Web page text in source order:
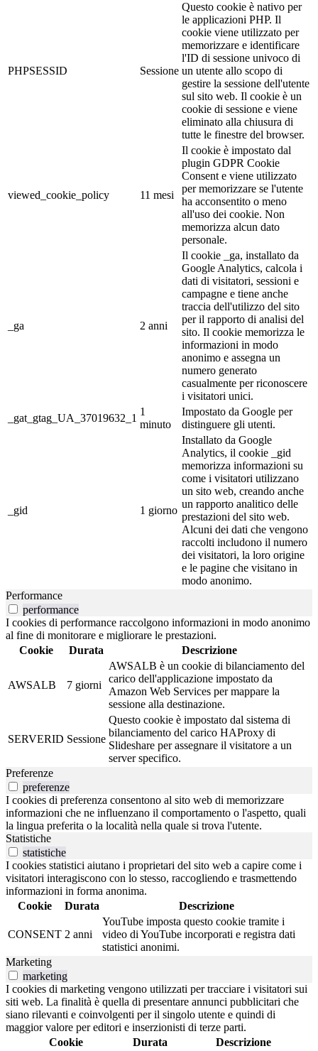
PHPSESSID Sessione
Questo cookie è nativo per
le applicazioni PHP. Il
cookie viene utilizzato per
memorizzare e identificare
l'ID di sessione univoco di
un utente allo scopo di
gestire la sessione dell'utente
sul sito web. Il cookie è un
cookie di sessione e viene
eliminato alla chiusura di
tutte le finestre del browser.
viewed_cookie_policy 11 mesi
Il cookie è impostato dal
plugin GDPR Cookie
Consent e viene utilizzato
per memorizzare se l'utente
ha acconsentito o meno
all'uso dei cookie. Non
memorizza alcun dato
personale.
_ga 2 anni
Il cookie _ga, installato da
Google Analytics, calcola i
dati di visitatori, sessioni e
campagne e tiene anche
traccia dell'utilizzo del sito
per il rapporto di analisi del
sito. Il cookie memorizza le
informazioni in modo
anonimo e assegna un
numero generato
casualmente per riconoscere
i visitatori unici.
_gat_gtag_UA_37019632_1
1
minuto
Impostato da Google per
distinguere gli utenti.
_gid 1 giorno
Installato da Google
Analytics, il cookie _gid
memorizza informazioni su
come i visitatori utilizzano
un sito web, creando anche
un rapporto analitico delle
prestazioni del sito web.
Alcuni dei dati che vengono
raccolti includono il numero
dei visitatori, la loro origine
e le pagine che visitano in
modo anonimo.
Performance
performance
I cookies di performance raccolgono informazioni in modo anonimo
al fine di monitorare e migliorare le prestazioni.
Cookie
Durata Descrizione
AWSALB 7 giorni
AWSALB è un cookie di bilanciamento del
carico dell'applicazione impostato da
Amazon Web Services per mappare la
sessione alla destinazione.
SERVERID Sessione
Questo cookie è impostato dal sistema di
bilanciamento del carico HAProxy di
Slideshare per assegnare il visitatore a un
server specifico.
Preferenze
preferenze
I cookies di preferenza consentono al sito web di memorizzare
informazioni che ne influenzano il comportamento o l'aspetto, quali
la lingua preferita o la località nella quale si trova l'utente.
Statistiche
statistiche
I cookies statistici aiutano i proprietari del sito web a capire come i
visitatori interagiscono con lo stesso, raccogliendo e trasmettendo
informazioni in forma anonima.
Cookie
Durata Descrizione
CONSENT 2 anni
YouTube imposta questo cookie tramite i
video di YouTube incorporati e registra dati
statistici anonimi.
Marketing
marketing
I cookies di marketing vengono utilizzati per tracciare i visitatori sui
siti web. La finalità è quella di presentare annunci pubblicitari che
siano rilevanti e coinvolgenti per il singolo utente e quindi di
maggior valore per editori e inserzionisti di terze parti.
Cookie
Durata Descrizione